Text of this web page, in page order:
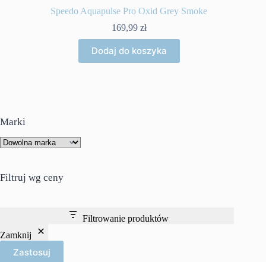
Speedo Aquapulse Pro Oxid Grey Smoke
169,99 zł
Dodaj do koszyka
Marki
Filtruj wg ceny
Filtrowanie produktów
Zamknij
Zastosuj